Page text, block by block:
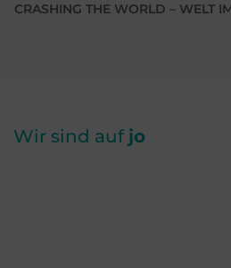
CRASHING THE WORLD – WELT
Wir sind auf jo